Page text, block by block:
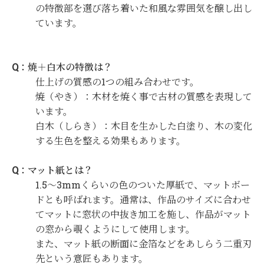
の特徴部を選び落ち着いた和風な雰囲気を醸し出し
ています。
Q：焼＋白木の特徴は？
仕上げの質感の1つの組み合わせです。
焼（やき）：木材を焼く事で古材の質感を表現して
います。
白木（しらき）：木目を生かした白塗り、木の変化
する生色を整える効果もあります。
Q：マット紙とは？
1.5～3mmくらいの色のついた厚紙で、マットボー
ドとも呼ばれます。 通常は、作品のサイズに合わせ
てマットに窓状の中抜き加工を施し、作品がマット
の窓から覗くようにして使用します。
また、マット紙の断面に金箔などをあしらう二重刃
先という意匠もあります。